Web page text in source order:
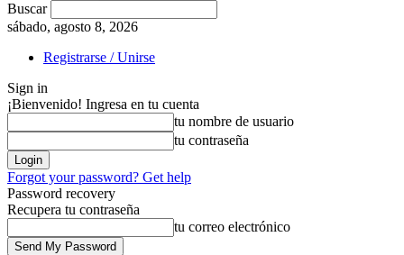
Buscar
sábado, agosto 8, 2026
Registrarse / Unirse
Sign in
¡Bienvenido! Ingresa en tu cuenta
tu nombre de usuario
tu contraseña
Forgot your password? Get help
Password recovery
Recupera tu contraseña
tu correo electrónico